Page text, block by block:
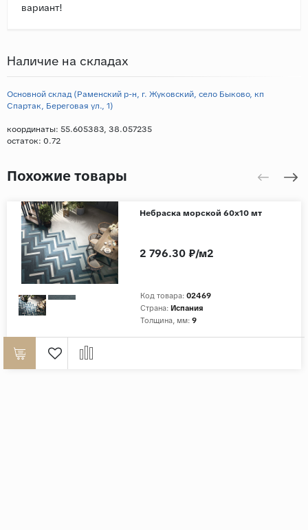
вариант!
Наличие на складах
Основной склад (Раменский р-н, г. Жуковский, село Быково, кп
Спартак, Береговая ул., 1)
координаты: 55.605383, 38.057235
остаток: 0.72
Похожие товары
Небраска морской 60х10 мт
Код товара: 02469
Страна: Испания
Толщина, мм: 9
2 796.30 ₽/м2